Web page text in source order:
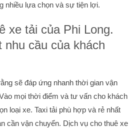
nhiều lựa chọn và sự tiện lợi.
xe tải của Phi Long.
nhu cầu của khách
sẽ đáp ứng nhanh thời gian vận
mọi thời điểm và tư vấn cho khách
loại xe. Taxi tải phù hợp và rẻ nhất
cần vận chuyển. Dịch vụ cho thuê xe